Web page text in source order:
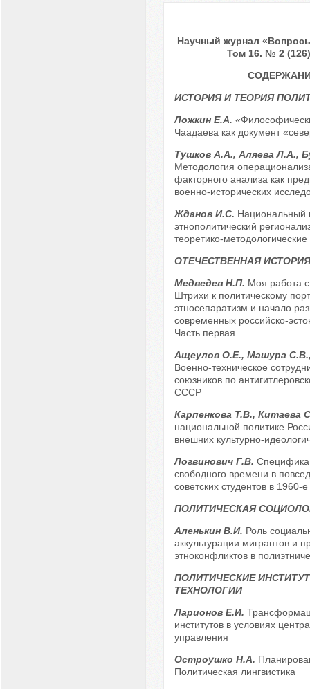
Научный журнал
Том 16. № 2
ИСТОРИЯ И ТЕОРИЯ
Ложкин Е.А.
Чаадаева как документ
Тушков А.А., Аляева Л.А.,
Методология
факторного анализа как
военно-исторических
Жданов И.С. Национальный
этнополитический
теоретико-методологические
ОТЕЧЕСТВЕННАЯ ИСТОРИЯ
Медведев Н.П. Моя работа
Штрихи к политическому
этносепаратизм и начало
современных российско-
Часть первая
Ащеулов О.Е., Машура
Военно-техническое
союзников по
СССР
Карпенкова Т.В., Китаева
национальной политике
внешних культурно-
Логвинович Г.В. Специфика
свободного времени в
советских студентов в 1960-е
ПОЛИТИЧЕСКАЯ
Аленькин В.И. Роль
аккультурации мигрантов и
этноконфликтов в
ПОЛИТИЧЕСКИЕ
ТЕХНОЛОГИИ
Ларионов Е.И.
институтов в условиях
управления
Остроушко Н.А.
Политическая лингвистика